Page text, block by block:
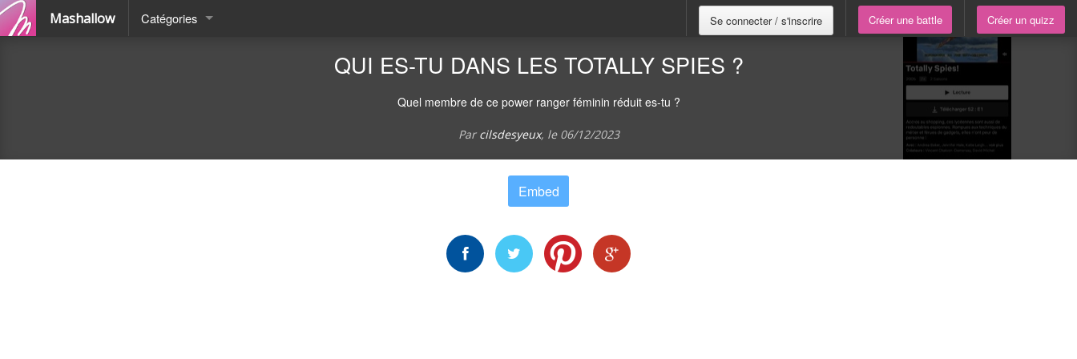
Mashallow Catégories Se connecter / s'inscrire Créer une battle Créer un quizz
QUI ES-TU DANS LES TOTALLY SPIES ?
Quel membre de ce power ranger féminin réduit es-tu ?
Par cilsdesyeux, le 06/12/2023
Embed